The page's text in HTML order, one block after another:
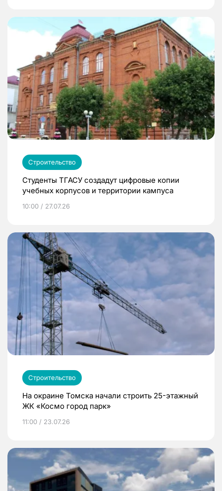
Строительство
Студенты ТГАСУ создадут цифровые копии
учебных корпусов и территории кампуса
10:00 / 27.07.26
Строительство
На окраине Томска начали строить 25-этажный
ЖК «Космо город парк»
11:00 / 23.07.26